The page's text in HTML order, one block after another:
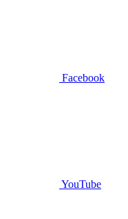
Facebook
YouTube